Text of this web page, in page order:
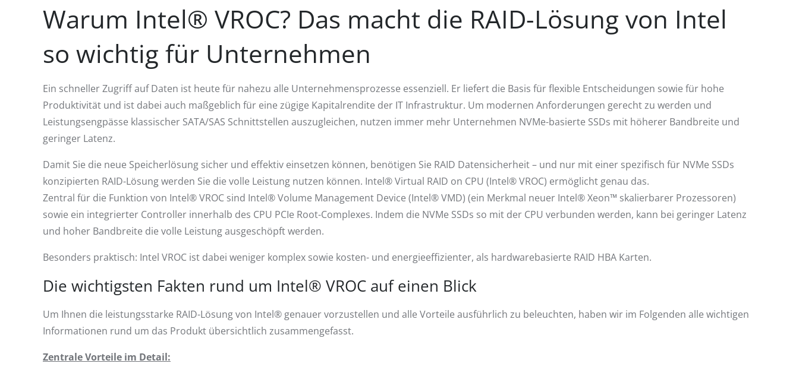
Warum Intel® VROC? Das macht die RAID-Lösung von Intel
so wichtig für Unternehmen
Ein schneller Zugriff auf Daten ist heute für nahezu alle Unternehmensprozesse essenziell. Er liefert die Basis für flexible Entscheidungen sowie für hohe
Produktivität und ist dabei auch maßgeblich für eine zügige Kapitalrendite der IT Infrastruktur. Um modernen Anforderungen gerecht zu werden und
Leistungsengpässe klassischer SATA/SAS Schnittstellen auszugleichen, nutzen immer mehr Unternehmen NVMe-basierte SSDs mit höherer Bandbreite und
geringer Latenz.
Damit Sie die neue Speicherlösung sicher und effektiv einsetzen können, benötigen Sie RAID Datensicherheit – und nur mit einer spezifisch für NVMe SSDs
konzipierten RAID-Lösung werden Sie die volle Leistung nutzen können. Intel® Virtual RAID on CPU (Intel® VROC) ermöglicht genau das.
Zentral für die Funktion von Intel® VROC sind Intel® Volume Management Device (Intel® VMD) (ein Merkmal neuer Intel® Xeon™ skalierbarer Prozessoren)
sowie ein integrierter Controller innerhalb des CPU PCIe Root-Complexes. Indem die NVMe SSDs so mit der CPU verbunden werden, kann bei geringer Latenz
und hoher Bandbreite die volle Leistung ausgeschöpft werden.
Besonders praktisch: Intel VROC ist dabei weniger komplex sowie kosten- und energieeffizienter, als hardwarebasierte RAID HBA Karten.
Die wichtigsten Fakten rund um Intel® VROC auf einen Blick
Um Ihnen die leistungsstarke RAID-Lösung von Intel® genauer vorzustellen und alle Vorteile ausführlich zu beleuchten, haben wir im Folgenden alle wichtigen
Informationen rund um das Produkt übersichtlich zusammengefasst.
Zentrale Vorteile im Detail: